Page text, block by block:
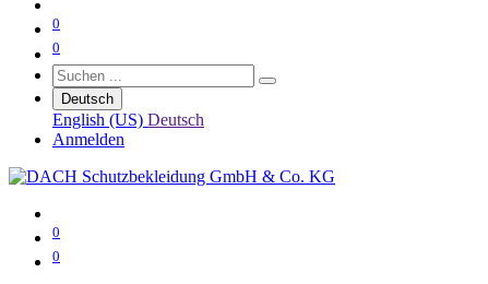
0
0
Deutsch
English (US) Deutsch
Anmelden
0
0